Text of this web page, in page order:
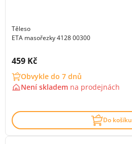
Těleso
ETA masořezky 4128 00300
Cena s DPH:
459 Kč
Obvykle do 7 dnů
Není skladem na prodejnách
Do košíku